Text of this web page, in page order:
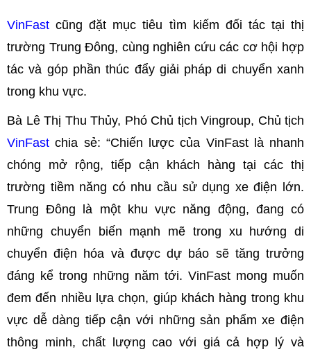
VinFastcũng đặt mục tiêu tìm kiếm đối tác tại thị
trường Trung Đông, cùng nghiên cứu các cơ hội hợp
tác và góp phần thúc đẩy giải pháp di chuyển xanh
trong khu vực.
Bà Lê Thị Thu Thủy, Phó Chủ tịch Vingroup, Chủ tịch
VinFastchia sẻ: “Chiến lược của VinFast là nhanh
chóng mở rộng, tiếp cận khách hàng tại các thị
trường tiềm năng có nhu cầu sử dụng xe điện lớn.
Trung Đông là một khu vực năng động, đang có
những chuyển biến mạnh mẽ trong xu hướng di
chuyển điện hóa và được dự báo sẽ tăng trưởng
đáng kể trong những năm tới. VinFast mong muốn
đem đến nhiều lựa chọn, giúp khách hàng trong khu
vực dễ dàng tiếp cận với những sản phẩm xe điện
thông minh, chất lượng cao với giá cả hợp lý và